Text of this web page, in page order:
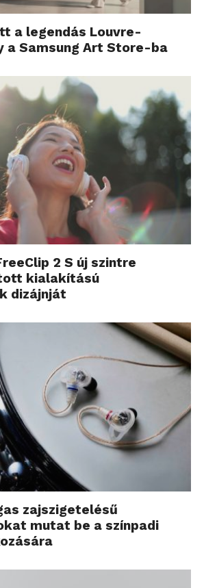
a legendás Louvre-
a Samsung Art Store-ba
2 S új szintre
kialakítású
dizájnját
zajszigetelésű
mutat be a színpadi